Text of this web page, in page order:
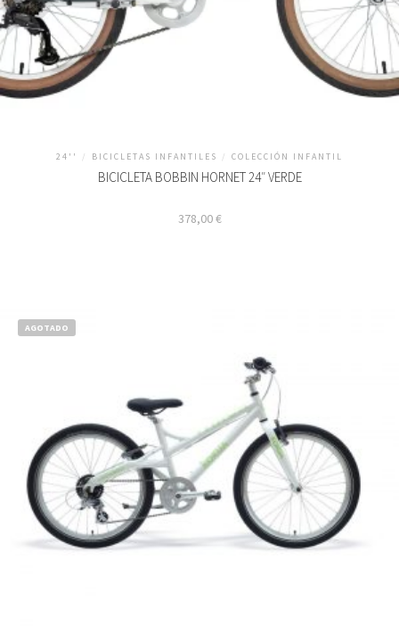
24'' / BICICLETAS INFANTILES / COLECCIÓN INFANTIL
BICICLETA BOBBIN HORNET 24″ VERDE
378,00€
AGOTADO